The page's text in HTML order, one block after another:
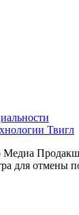
Твигл
для отмены